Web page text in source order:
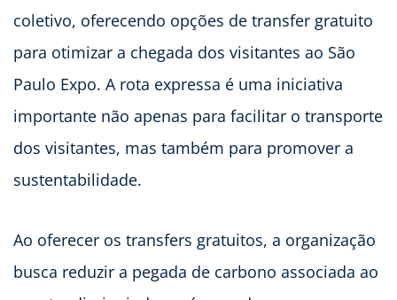
coletivo, oferecendo opções de transfer gratuito
para otimizar a chegada dos visitantes ao São
Paulo Expo. A rota expressa é uma iniciativa
importante não apenas para facilitar o transporte
dos visitantes, mas também para promover a
sustentabilidade.
Ao oferecer os transfers gratuitos, a organização
busca reduzir a pegada de carbono associada ao